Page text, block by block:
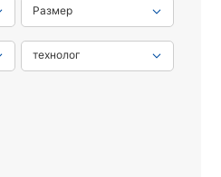
Размер
технолог